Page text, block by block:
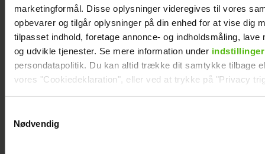
marketingformål. Disse oplysninger videregives til vores
opbevarer og tilgår oplysninger på din enhed for at vise dig
tilpasset indhold, foretage annonce- og indholdsmåling, lave
og udvikle tjenester. Se mere information under indstillinger
persondatapolitik. Du kan altid trække dit samtykke tilbage
vores "Cookiedeklaration", eller ved at trykke på "Privacy
Nødvendig
Amagermanden
bliver til
dramaserie
var det at kysse en
mand